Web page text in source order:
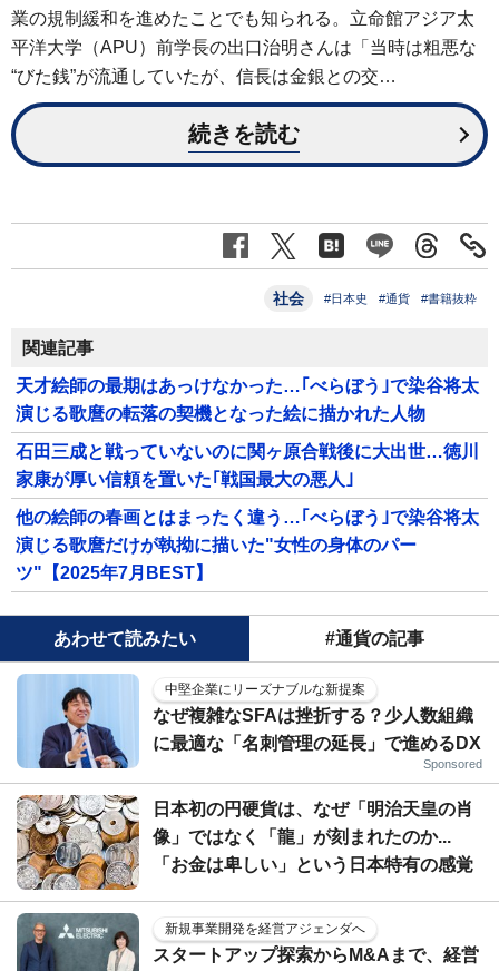
業の規制緩和を進めたことでも知られる。立命館アジア太
平洋大学（APU）前学長の出口治明さんは「当時は粗悪な
“びた銭”が流通していたが、信長は金銀との交…
続きを読む
社会 #日本史 #通貨 #書籍抜粋
関連記事
天才絵師の最期はあっけなかった…｢べらぼう｣で染谷将太
演じる歌麿の転落の契機となった絵に描かれた人物
石田三成と戦っていないのに関ヶ原合戦後に大出世…徳川
家康が厚い信頼を置いた｢戦国最大の悪人｣
他の絵師の春画とはまったく違う…｢べらぼう｣で染谷将太
演じる歌麿だけが執拗に描いた"女性の身体のパー
ツ"【2025年7月BEST】
あわせて読みたい #通貨の記事
中堅企業にリーズナブルな新提案
なぜ複雑なSFAは挫折する？少人数組織
に最適な「名刺管理の延長」で進めるDX
Sponsored
日本初の円硬貨は、なぜ「明治天皇の肖
像」ではなく「龍」が刻まれたのか...
「お金は卑しい」という日本特有の感覚
新規事業開発を経営アジェンダへ
スタートアップ探索からM&Aまで、経営